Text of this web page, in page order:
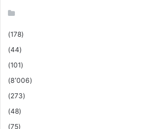
(178)
(44)
(101)
(8٬006)
(273)
(48)
(75)